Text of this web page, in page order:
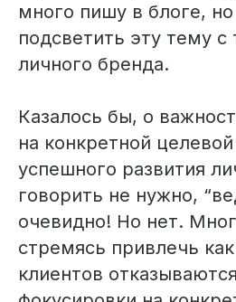
много пишу в блоге,
подсветить эту тему с
личного бренда.
Казалось бы, о
на конкретной
успешного развития
говорить не нужно,
очевидно! Но нет.
стремясь привлечь
клиентов